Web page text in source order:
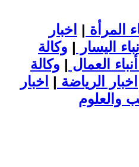
المرأة | اخبار
اليسار | وكالة
العمال | وكالة
اخبار الرياضة | اخبار